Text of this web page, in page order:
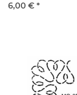
6,00 € *